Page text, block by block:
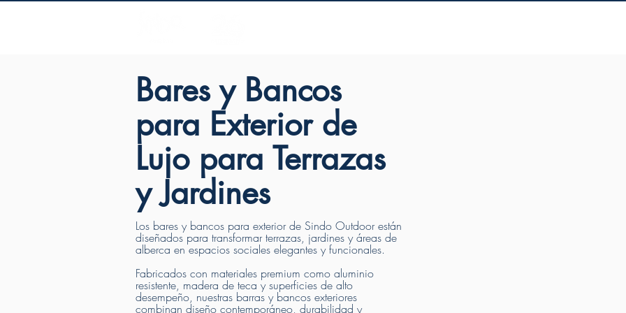
Bares y Bancos
para Exterior de
Lujo para Terrazas
y Jardines
Los bares y bancos para exterior de Sindo Outdoor están
diseñados para transformar terrazas, jardines y áreas de
alberca en espacios sociales elegantes y funcionales.
Fabricados con materiales premium como aluminio
resistente, madera de teca y superficies de alto
desempeño, nuestras barras y bancos exteriores
combinan diseño contemporáneo, durabilidad y